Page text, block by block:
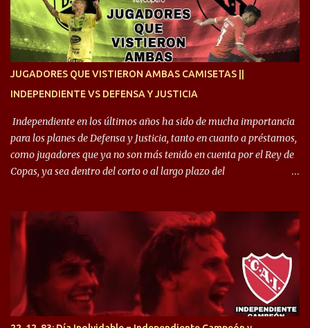
hincha”. 🎙️“El equipo hizo un gran trabajo, quedó demostrado en el
resultado. Es nuestro segundo partido, en la pretemporada nos
enfocamos en la preparación física. El grupo está encontrando la
JUGADORES QUE VISTIERON AMBAS CAMISETAS ||
INDEPENDIENTE VS DEFENSA Y JUSTICIA
Independiente en los últimos años ha sido de mucha importancia
para los planes de Defensa y Justicia, tanto en cuanto a préstamos,
como jugadores que ya no son más tenido en cuenta por el Rey de
Copas, ya sea dentro del corto o al largo plazo del
Halcón de Varela, como lo es Brian Romero, quien paso a
préstamo allí durante el último mercado de pases y ha rendido de
gran manera, convirtiendo goles importantes, sobre todo en la
copa sudamericana. Pero no sucedió lo mismo en cuanto al
rendimiento que ha producido en el Rojo. Pasando a jugadores que
jugaron en Defensa y ahora están en el rojo, tenemos a la dupla
Gastón Togni y Domingo Blanco, donde ambos explotaron